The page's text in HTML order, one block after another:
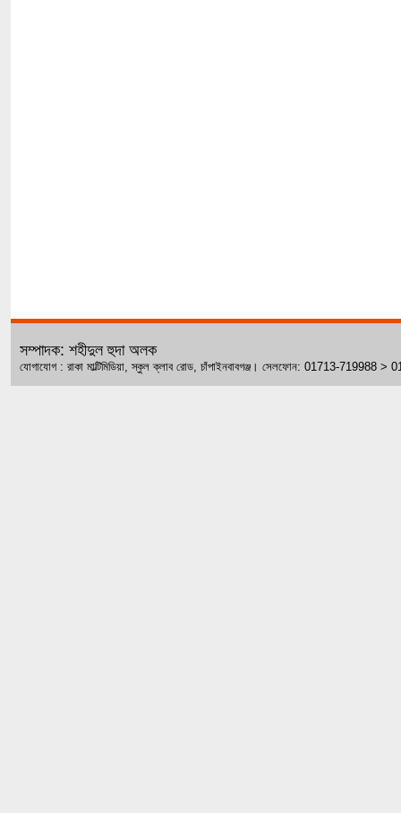
সম্পাদক: শহীদুল হুদা অলক
যোগাযোগ : রাকা মাল্টিমিডিয়া, স্কুল ক্লাব রোড, চাঁপাইনবাবগঞ্জ। সেলফোন: 01713-